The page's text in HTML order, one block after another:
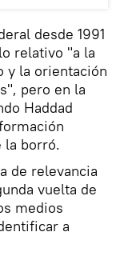
desde 1991
relativo "a la
y la orientación
pero en la
Haddad
la borró.
de relevancia
vuelta de
medios
a